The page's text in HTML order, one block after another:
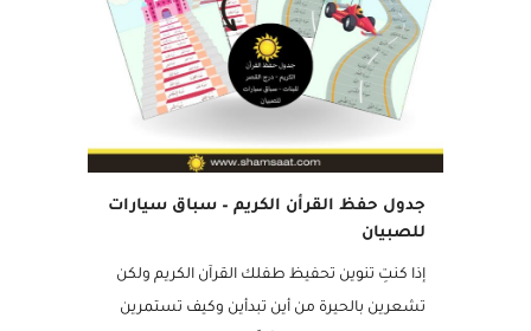
جدول حفظ القرأن الكريم – سباق سيارات
للصبيان
مميز